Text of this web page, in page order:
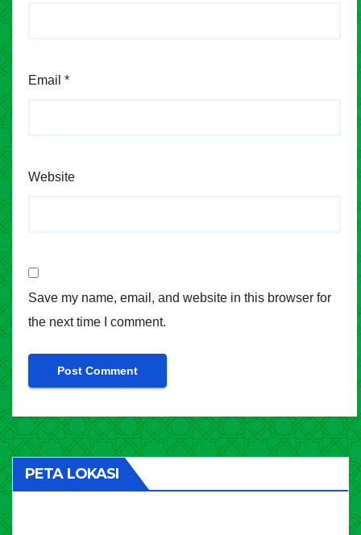
Email *
Website
Save my name, email, and website in this browser for
the next time I comment.
PETA LOKASI